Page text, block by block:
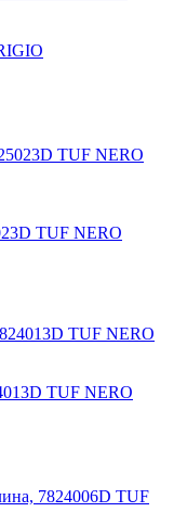
TUF NERO
TUF NERO